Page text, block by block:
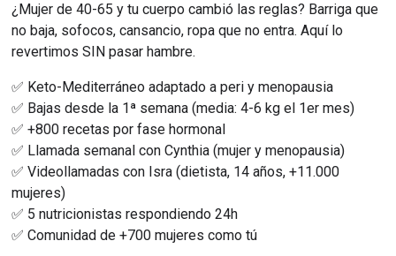
¿Mujer de 40-65 y tu cuerpo cambió las reglas? Barriga que
no baja, sofocos, cansancio, ropa que no entra. Aquí lo
revertimos SIN pasar hambre.
✅ Keto-Mediterráneo adaptado a peri y menopausia
✅ Bajas desde la 1ª semana (media: 4-6 kg el 1er mes)
✅ +800 recetas por fase hormonal
✅ Llamada semanal con Cynthia (mujer y menopausia)
✅ Videollamadas con Isra (dietista, 14 años, +11.000
mujeres)
✅ 5 nutricionistas respondiendo 24h
✅ Comunidad de +700 mujeres como tú